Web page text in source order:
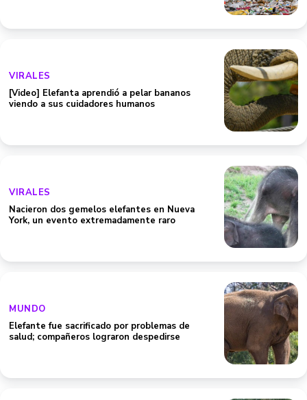
VIRALES
[Video] Elefanta aprendió a pelar bananos
viendo a sus cuidadores humanos
VIRALES
Nacieron dos gemelos elefantes en Nueva
York, un evento extremadamente raro
MUNDO
Elefante fue sacrificado por problemas de
salud; compañeros lograron despedirse